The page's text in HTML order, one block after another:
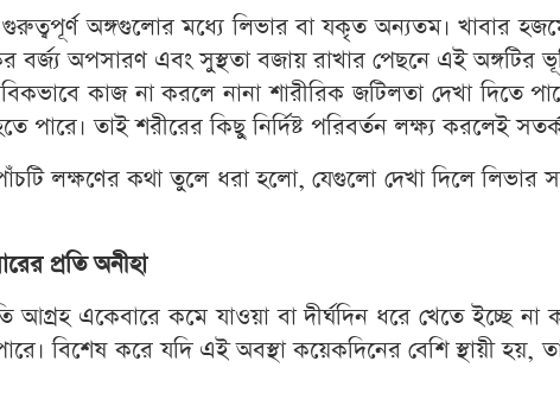
অঙ্গগুলোর মধ্যে লিভার বা যকৃত অন্যতম। খাবার
বর্জ্য অপসারণ এবং সুস্থতা বজায় রাখার পেছনে এই অঙ্গটির
কাজ না করলে নানা শারীরিক জটিলতা দেখা দিতে
পারে। তাই শরীরের কিছু নির্দিষ্ট পরিবর্তন লক্ষ্য করলেই
লক্ষণের কথা তুলে ধরা হলো, যেগুলো দেখা দিলে লিভার
প্রতি অনীহা
আগ্রহ একেবারে কমে যাওয়া বা দীর্ঘদিন ধরে খেতে ইচ্ছে না
বিশেষ করে যদি এই অবস্থা কয়েকদিনের বেশি স্থায়ী হয়,